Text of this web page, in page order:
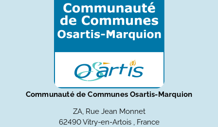
Communauté de Communes Osartis-Marquion
ZA, Rue Jean Monnet
62490 Vitry-en-Artois , France